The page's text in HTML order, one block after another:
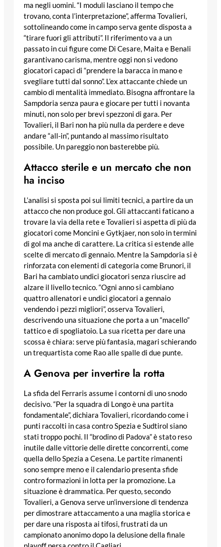
ma negli uomini. “I moduli lasciano il tempo che
trovano, conta l’interpretazione”, afferma Tovalieri,
sottolineando come in campo serva gente disposta a
“tirare fuori gli attributi”. Il riferimento va a un
passato in cui figure come Di Cesare, Maita e Benali
garantivano carisma, mentre oggi non si vedono
giocatori capaci di “prendere la baracca in mano e
svegliare tutti dal sonno”. L’ex attaccante chiede un
cambio di mentalità immediato. Bisogna affrontare la
Sampdoria senza paura e giocare per tutti i novanta
minuti, non solo per brevi spezzoni di gara. Per
Tovalieri, il Bari non ha più nulla da perdere e deve
andare “all-in”, puntando al massimo risultato
possibile. Un pareggio non basterebbe più.
Attacco sterile e un mercato che non
ha inciso
L’analisi si sposta poi sui limiti tecnici, a partire da un
attacco che non produce gol. Gli attaccanti faticano a
trovare la via della rete e Tovalieri si aspetta di più da
giocatori come Moncini e Gytkjaer, non solo in termini
di gol ma anche di carattere. La critica si estende alle
scelte di mercato di gennaio. Mentre la Sampdoria si è
rinforzata con elementi di categoria come Brunori, il
Bari ha cambiato undici giocatori senza riuscire ad
alzare il livello tecnico. “Ogni anno si cambiano
quattro allenatori e undici giocatori a gennaio
vendendo i pezzi migliori”, osserva Tovalieri,
descrivendo una situazione che porta a un “macello”
tattico e di spogliatoio. La sua ricetta per dare una
scossa è chiara: serve più fantasia, magari schierando
un trequartista come Rao alle spalle di due punte.
A Genova per invertire la rotta
La sfida del Ferraris assume i contorni di uno snodo
decisivo. “Per la squadra di Longo è una partita
fondamentale”, dichiara Tovalieri, ricordando come i
punti raccolti in casa contro Spezia e Sudtirol siano
stati troppo pochi. Il “brodino di Padova” è stato reso
inutile dalle vittorie delle dirette concorrenti, come
quella dello Spezia a Cesena. Le partite rimanenti
sono sempre meno e il calendario presenta sfide
contro formazioni in lotta per la promozione. La
situazione è drammatica. Per questo, secondo
Tovalieri, a Genova serve un’inversione di tendenza
per dimostrare attaccamento a una maglia storica e
per dare una risposta ai tifosi, frustrati da un
campionato anonimo dopo la delusione della finale